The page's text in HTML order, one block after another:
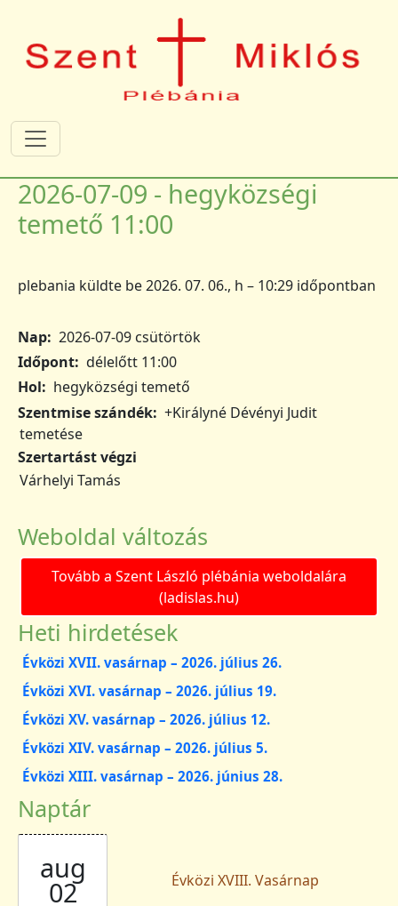
2026-07-09 - hegyközségi
temető 11:00
plebania küldte be2026. 07. 06., h – 10:29 időpontban
Nap 2026-07-09 csütörtök
Időpont délelőtt 11:00
Hol
hegyközségi temető
Szentmise szándék +Királyné Dévényi Judit
temetése
Szertartást végzi
Várhelyi Tamás
Weboldal változás
Tovább a Szent László plébánia weboldalára
(ladislas.hu)
Heti hirdetések
Évközi XVII. vasárnap – 2026. július 26.
Évközi XVI. vasárnap – 2026. július 19.
Évközi XV. vasárnap – 2026. július 12.
Évközi XIV. vasárnap – 2026. július 5.
Évközi XIII. vasárnap – 2026. június 28.
Naptár
aug
02 Évközi XVIII. Vasárnap